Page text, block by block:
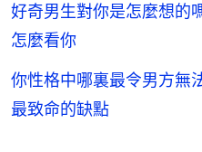
好奇男生對你是怎麼想的
怎麼看你
你性格中哪裏最令男方無
最致命的缺點